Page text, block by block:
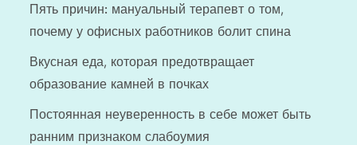
Пять причин: мануальный терапевт о том,
почему у офисных работников болит спина
Вкусная еда, которая предотвращает
образование камней в почках
Постоянная неуверенность в себе может быть
ранним признаком слабоумия